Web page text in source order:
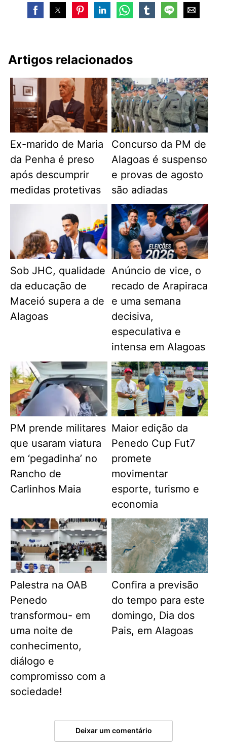
Artigos relacionados
Ex-marido de Maria
da Penha é preso
após descumprir
medidas protetivas
Concurso da PM de
Alagoas é suspenso
e provas de agosto
são adiadas
Sob JHC, qualidade
da educação de
Maceió supera a de
Alagoas
Anúncio de vice, o
recado de Arapiraca
e uma semana
decisiva,
especulativa e
intensa em Alagoas
PM prende militares
que usaram viatura
em ‘pegadinha’ no
Rancho de
Carlinhos Maia
Maior edição da
Penedo Cup Fut7
promete
movimentar
esporte, turismo e
economia
Palestra na OAB
Penedo
transformou- em
uma noite de
conhecimento,
diálogo e
compromisso com a
sociedade!
Confira a previsão
do tempo para este
domingo, Dia dos
Pais, em Alagoas
Deixar um comentário